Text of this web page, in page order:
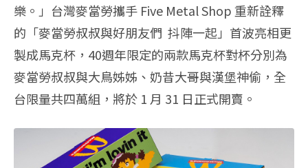
樂。」台灣麥當勞攜手 Five Metal Shop 重新詮釋
的「麥當勞叔叔與好朋友們 抖陣一起」首波亮相更
製成馬克杯，40週年限定的兩款馬克杯對杯分別為
麥當勞叔叔與大鳥姊姊、 奶昔大哥與漢堡神偷，全
台限量共四萬組，將於 1 月 31 日正式開賣。